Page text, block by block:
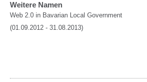
Weitere Namen
Web 2.0 in Bavarian Local Government
(01.09.2012 - 31.08.2013)